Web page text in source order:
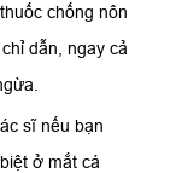
chống nôn
dẫn, ngay cả
sĩ nếu bạn
ở mắt cá